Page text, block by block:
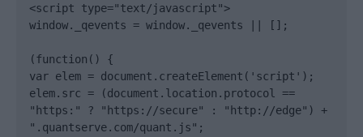
<script type="text/javascript">
window._qevents = window._qevents || [];
(function() {
var elem = document.createElement('script');
elem.src = (document.location.protocol ==
"https:" ? "https://secure" : "http://edge") +
".quantserve.com/quant.js";